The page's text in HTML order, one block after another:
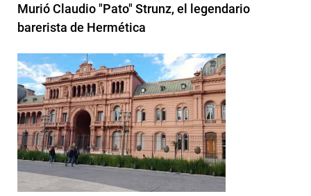
Murió Claudio "Pato" Strunz, el legendario
barerista de Hermética